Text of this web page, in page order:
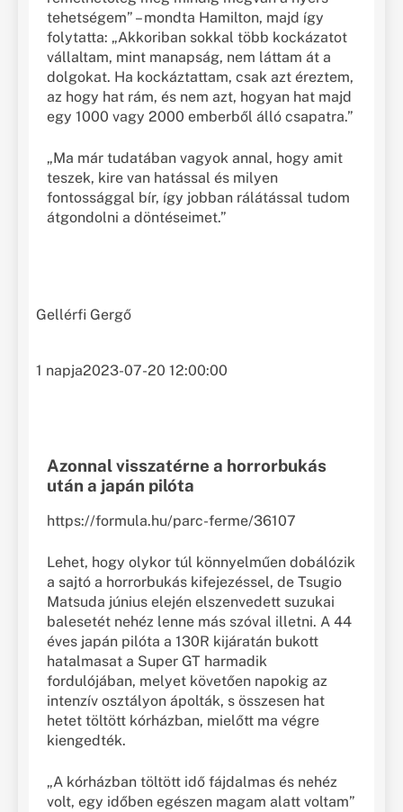
tehetségem” – mondta Hamilton, majd így
folytatta: „Akkoriban sokkal több kockázatot
vállaltam, mint manapság, nem láttam át a
dolgokat. Ha kockáztattam, csak azt éreztem,
az hogy hat rám, és nem azt, hogyan hat majd
egy 1000 vagy 2000 emberből álló csapatra.”
„Ma már tudatában vagyok annal, hogy amit
teszek, kire van hatással és milyen
fontossággal bír, így jobban rálátással tudom
átgondolni a döntéseimet.”
Gellérfi Gergő
1 napja2023-07-20 12:00:00
Azonnal visszatérne a horrorbukás
után a japán pilóta
https://formula.hu/parc-ferme/36107
Lehet, hogy olykor túl könnyelműen dobálózik
a sajtó a horrorbukás kifejezéssel, de Tsugio
Matsuda június elején elszenvedett suzukai
balesetét nehéz lenne más szóval illetni. A 44
éves japán pilóta a 130R kijáratán bukott
hatalmasat a Super GT harmadik
fordulójában, melyet követően napokig az
intenzív osztályon ápolták, s összesen hat
hetet töltött kórházban, mielőtt ma végre
kiengedték.
„A kórházban töltött idő fájdalmas és nehéz
volt, egy időben egészen magam alatt voltam”